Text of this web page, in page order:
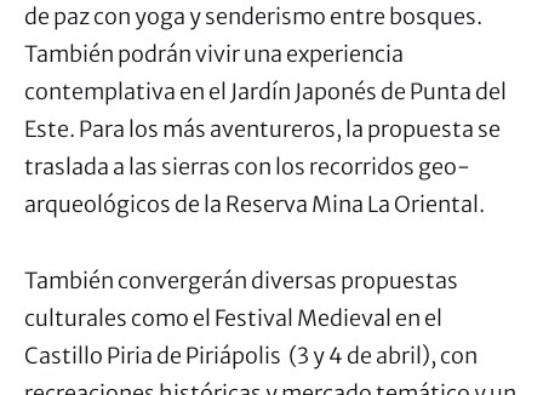
de paz con yoga y senderismo entre bosques.
También podrán vivir una experiencia
contemplativa en el Jardín Japonés de Punta del
Este. Para los más aventureros, la propuesta se
traslada a las sierras con los recorridos geo-
arqueológicos de la Reserva Mina La Oriental.
También convergerán diversas propuestas
culturales como el Festival Medieval en el
Castillo Piria de Piriápolis (3 y 4 de abril), con